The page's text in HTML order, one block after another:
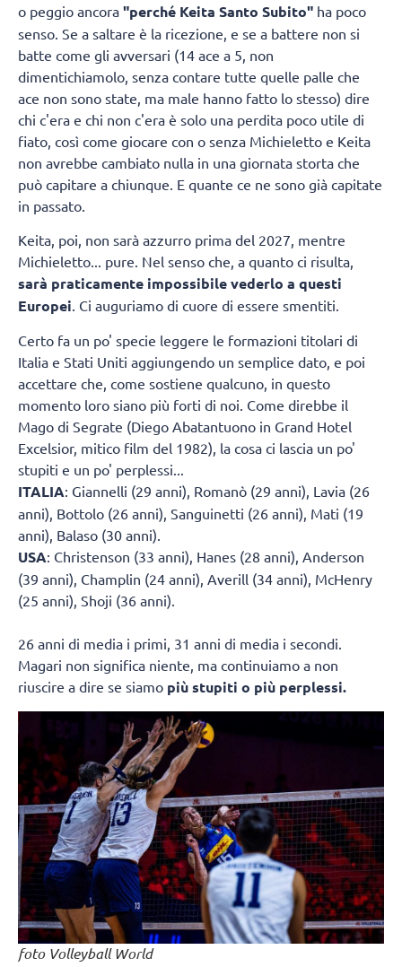
o peggio ancora "perché Keita Santo Subito" ha poco
senso. Se a saltare è la ricezione, e se a battere non si
batte come gli avversari (14 ace a 5, non
dimentichiamolo, senza contare tutte quelle palle che
ace non sono state, ma male hanno fatto lo stesso) dire
chi c'era e chi non c'era è solo una perdita poco utile di
fiato, così come giocare con o senza Michieletto e Keita
non avrebbe cambiato nulla in una giornata storta che
può capitare a chiunque. E quante ce ne sono già capitate
in passato.
Keita, poi, non sarà azzurro prima del 2027, mentre
Michieletto... pure. Nel senso che, a quanto ci risulta,
sarà praticamente impossibile vederlo a questi
Europei . Ci auguriamo di cuore di essere smentiti.
Certo fa un po' specie leggere le formazioni titolari di
Italia e Stati Uniti aggiungendo un semplice dato, e poi
accettare che, come sostiene qualcuno, in questo
momento loro siano più forti di noi. Come direbbe il
Mago di Segrate (Diego Abatantuono in Grand Hotel
Excelsior, mitico film del 1982), la cosa ci lascia un po'
stupiti e un po' perplessi...
ITALIA: Giannelli (29 anni), Romanò (29 anni), Lavia (26
anni), Bottolo (26 anni), Sanguinetti (26 anni), Mati (19
anni), Balaso (30 anni).
USA: Christenson (33 anni), Hanes (28 anni), Anderson
(39 anni), Champlin (24 anni), Averill (34 anni), McHenry
(25 anni), Shoji (36 anni).
26 anni di media i primi, 31 anni di media i secondi.
Magari non significa niente, ma continuiamo a non
riuscire a dire se siamo più stupiti o più perplessi.
foto Volleyball World